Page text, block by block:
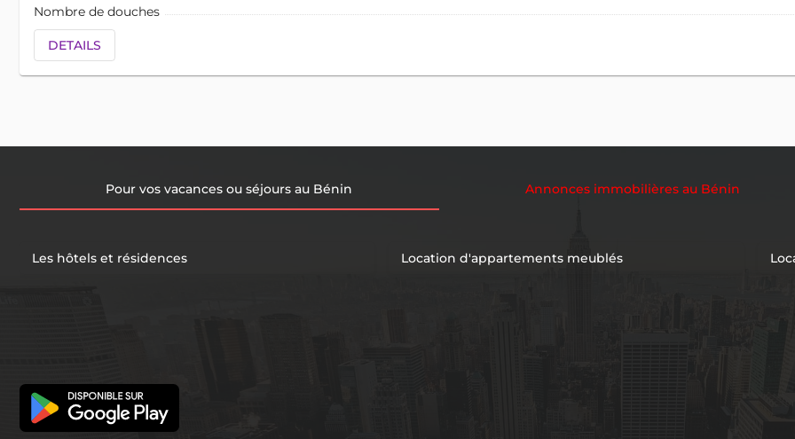
Nombre de douches
DETAILS
Pour vos vacances ou séjours au Bénin Annonces immobilières au Bénin
Les hôtels et résidences Location d'appartements meublés